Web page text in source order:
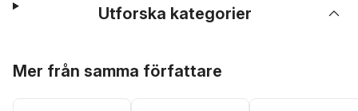
Utforska kategorier
Mer från samma författare